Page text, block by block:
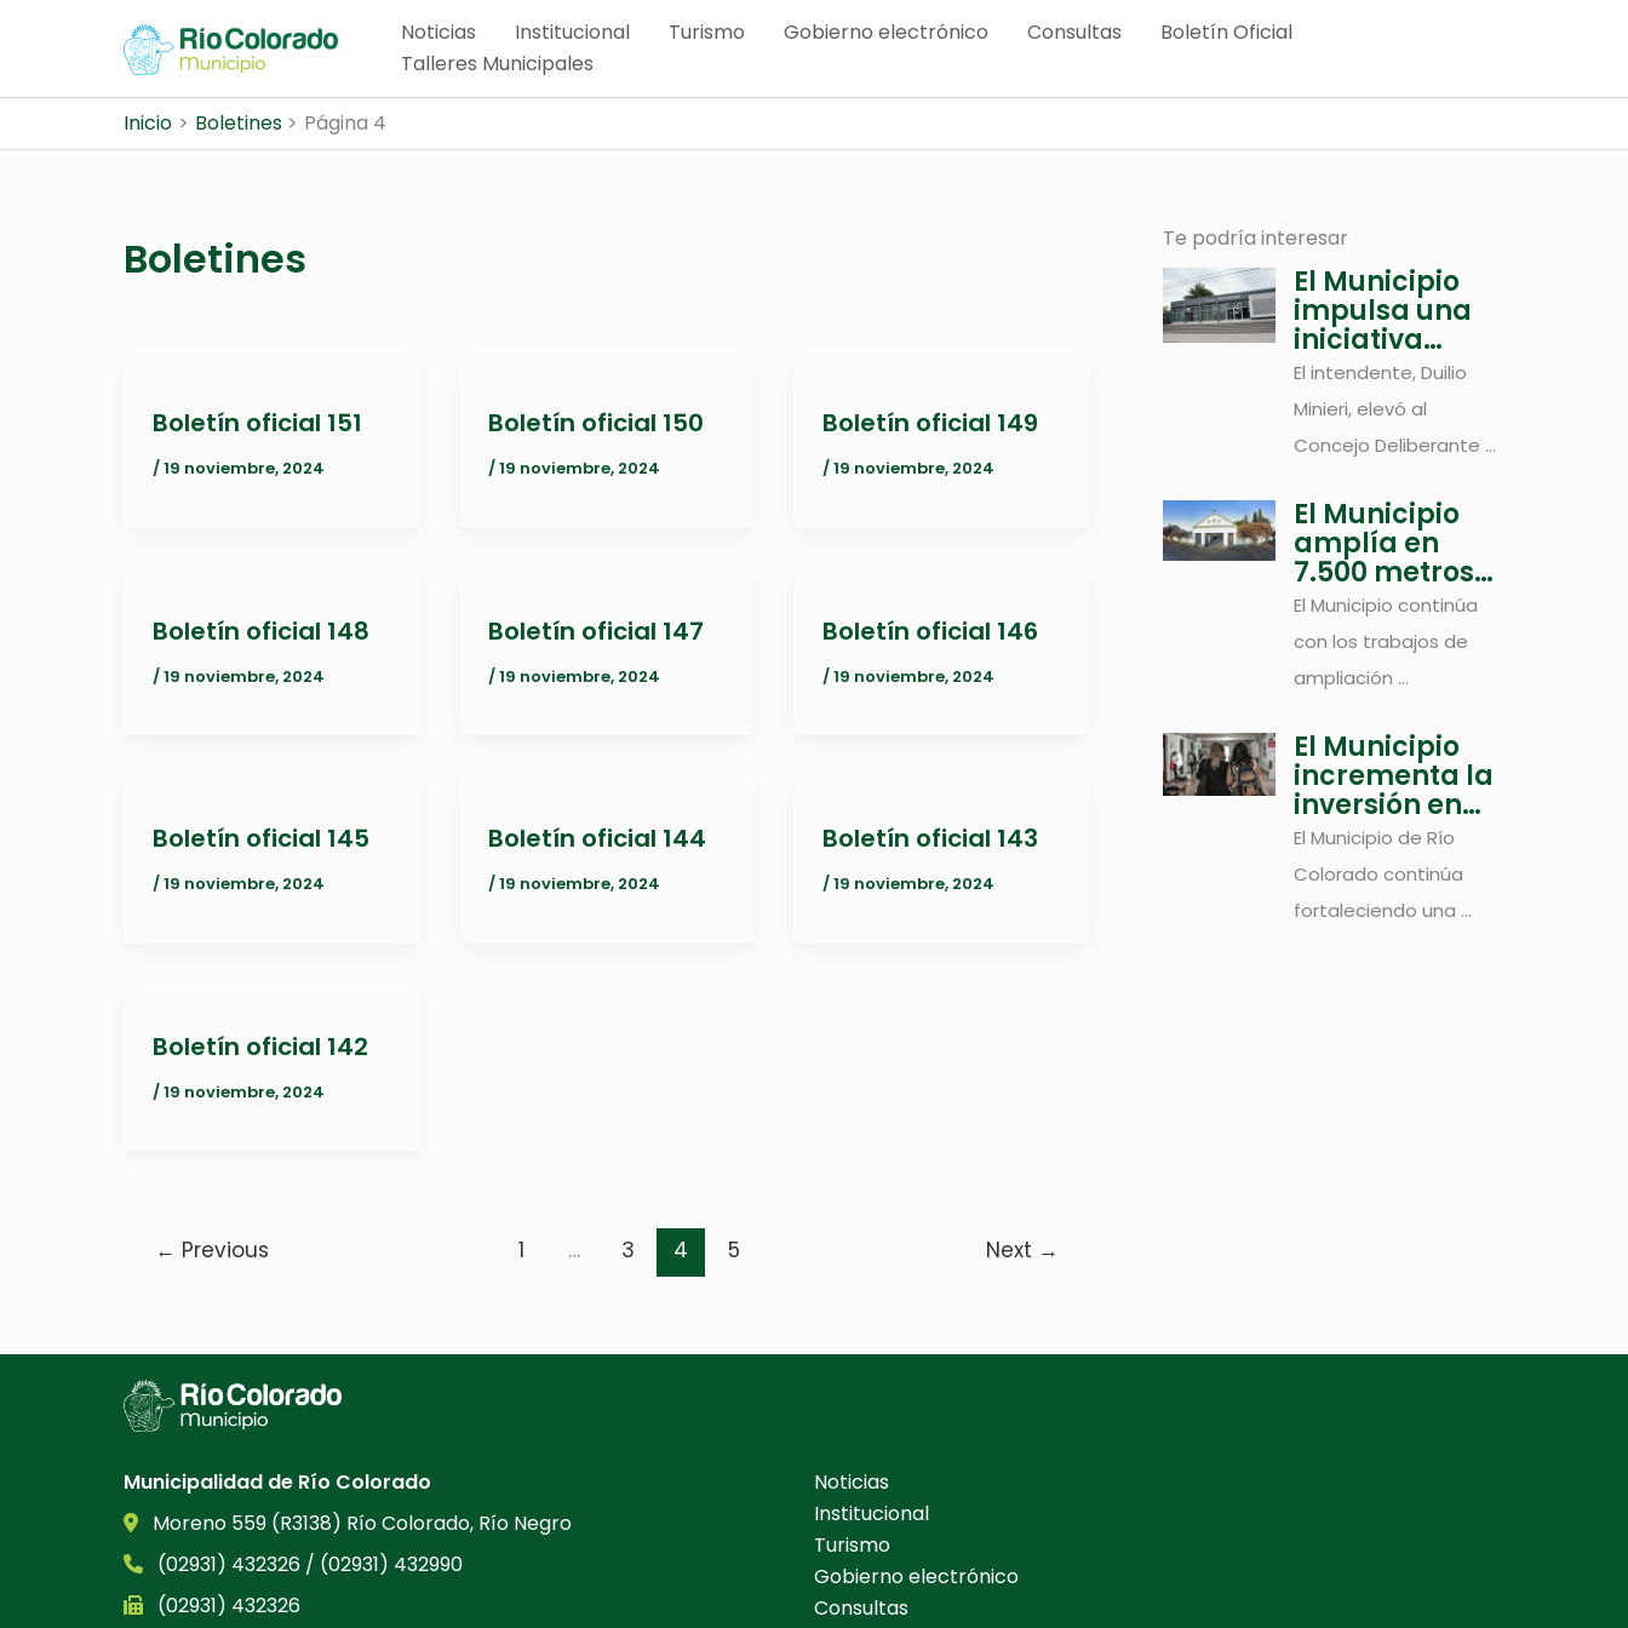
Noticias Institucional Turismo Gobierno electrónico Consultas
Boletín Oficial
Talleres Municipales
Inicio Boletines Página 4
Boletines
Boletín oficial 151
/19 noviembre, 2024
Boletín oficial 150
/19 noviembre, 2024
Boletín oficial 149
/19 noviembre, 2024
Boletín oficial 148
/19 noviembre, 2024
Boletín oficial 147
/19 noviembre, 2024
Boletín oficial 146
/19 noviembre, 2024
Boletín oficial 145
/19 noviembre, 2024
Boletín oficial 144
/19 noviembre, 2024
Boletín oficial 143
/19 noviembre, 2024
Boletín oficial 142
/19 noviembre, 2024
← Previous 1 … 3 4 5 Next →
Te podría interesar
El Municipio
impulsa una
iniciativa
integral para
fortalecer el
comercio local
y promover
inversiones
El intendente, Duilio
Minieri, elevó al
Concejo Deliberante ...
El Municipio
amplía en
7.500 metros
cuadrados el
cementerio
local
El Municipio continúa
con los trabajos de
ampliación ...
El Municipio
incrementa la
inversión en
becas
estudiantiles:
este año
superará los
El Municipio de Río
Colorado continúa
fortaleciendo una ...
Municipalidad de Río Colorado
Moreno 559 (R3138) Río Colorado, Río Negro
(02931) 432326 / (02931) 432990
(02931) 432326
Noticias
Institucional
Turismo
Gobierno electrónico
Consultas